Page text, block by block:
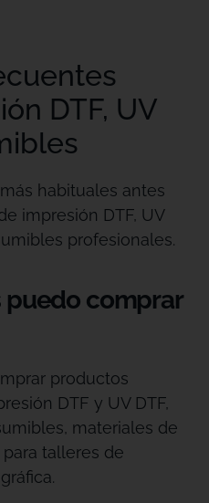
DTF, UV
habituales antes
impresión DTF, UV
profesionales.
puedo comprar
productos
DTF y UV DTF,
materiales de
talleres de